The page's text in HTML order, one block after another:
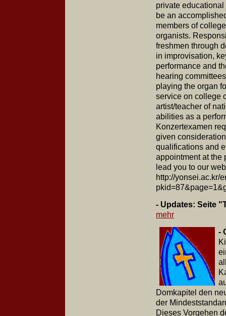
private
be an
members of
organists.
freshmen through
in improvisation,
performance and
hearing
playing the organ
service on college
artist/teacher of
abilities as a
Konzertexamen
given
qualifications and
appointment at the
lead you to our
http://yonsei.ac.kr/
- Updates: Seite
mehr
-
Domkapitel den
der
Dieses Vorgehen